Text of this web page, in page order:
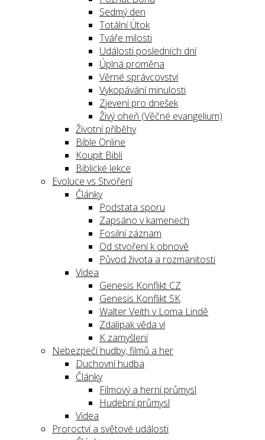
Sedmý den
Totální Útok
Tváře milosti
Události posledních dní
Úplná proměna
Věrné správcovství
Vykopávání minulosti
Zjevení pro dnešek
Živý oheň (Věčné evangelium)
Životní příběhy
Bible Online
Koupit Bibli
Biblické lekce
Evoluce vs Stvoření
Články
Podstata sporu
Zapsáno v kamenech
Fosilní záznam
Od stvoření k obnově
Původ života a rozmanitosti
Videa
Genesis Konflikt CZ
Genesis Konflikt SK
Walter Veith v Loma Lindě
Zdalipak věda ví
K zamyšlení
Nebezpečí hudby, filmů a her
Duchovní hudba
Články
Filmový a herní průmysl
Hudební průmysl
Videa
Proroctví a světové události